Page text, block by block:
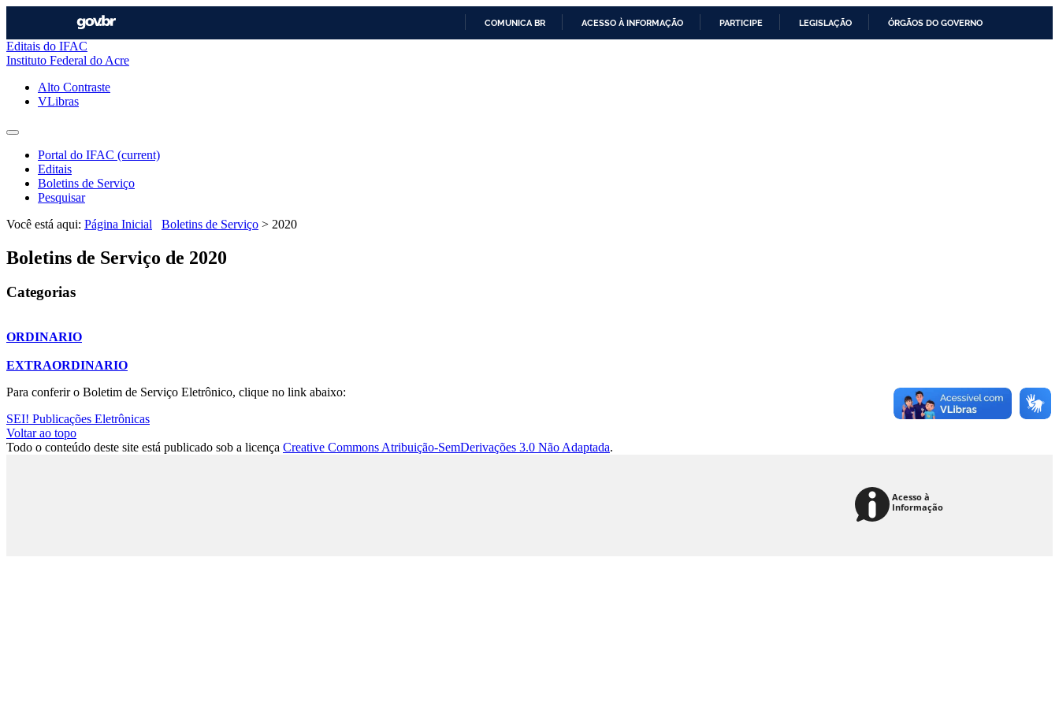
COMUNICA BR ACESSO À INFORMAÇÃO PARTICIPE LEGISLAÇÃO ÓRGÃOS DO GOVERNO
Editais do IFAC
Instituto Federal do Acre
Alto Contraste
VLibras
Portal do IFAC (current)
Editais
Boletins de Serviço
Pesquisar
Você está aqui: Página Inicial Boletins de Serviço > 2020
Boletins de Serviço de 2020
Categorias
ORDINARIO
EXTRAORDINARIO
Para conferir o Boletim de Serviço Eletrônico, clique no link abaixo:
SEI! Publicações Eletrônicas
Voltar ao topo
Todo o conteúdo deste site está publicado sob a licença Creative Commons Atribuição-SemDerivações 3.0 Não Adaptada.